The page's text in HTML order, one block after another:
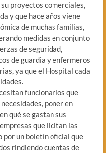
proyectos comerciales,
y que hace años viene
de muchas familias,
medidas en conjunto
de seguridad,
de guardia y enfermeros
ya que el Hospital cada
funcionarios que
poner en
qué se gastan sus
que licitan las
por un boletín oficial que
rindiendo cuentas de